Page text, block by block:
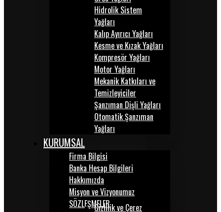
Hidrolik Sistem
Yağları
Kalıp Ayırıcı Yağları
Kesme ve Kızak Yağları
Kompresör Yağları
Motor Yağları
Mekanik Katkıları ve
Temizleyiciler
Şanzıman Dişli Yağları
Otomatik Şanzıman
Yağları
KURUMSAL
Firma Bilgisi
Banka Hesap Bilgileri
Hakkımızda
Misyon ve Vizyonumuz
SÖZLEŞMELERGizlilik ve Çerez